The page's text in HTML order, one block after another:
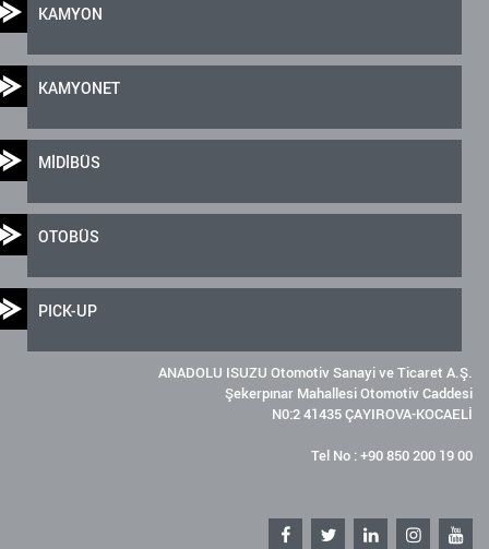
KAMYON
KAMYONET
MİDİBÜS
OTOBÜS
PICK-UP
ANADOLU ISUZU Otomotiv Sanayi ve Ticaret A.Ş.
Şekerpınar Mahallesi Otomotiv Caddesi
N0:2 41435 ÇAYIROVA-KOCAELİ
Tel No : +90 850 200 19 00